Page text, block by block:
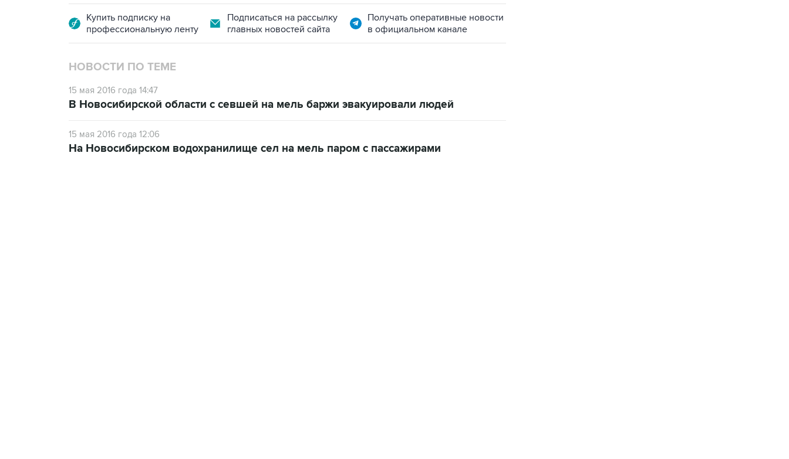
Купить подписку на
профессиональную ленту
Подписаться на рассылку
главных новостей сайта
Получать оперативные новости
в официальном канале
НОВОСТИ ПО ТЕМЕ
15 мая 2016 года 14:47
В Новосибирской области с севшей на мель баржи эвакуировали людей
15 мая 2016 года 12:06
На Новосибирском водохранилище сел на мель паром с пассажирами